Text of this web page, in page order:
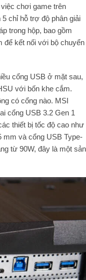
chơi game trên
chỉ hỗ trợ độ phân giải
trong hộp, bao gồm
để kết nối với bộ chuyển
cổng USB ở mặt sau,
với bốn khe cắm.
có cổng nào. MSI
cổng USB 3.2 Gen 1
thiết bị tốc độ cao như
mm và cổng USB Type-
từ 90W, đây là một sản